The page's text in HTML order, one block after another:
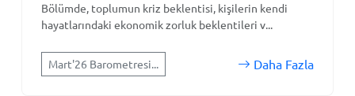
Bölümde, toplumun kriz beklentisi, kişilerin kendi
hayatlarındaki ekonomik zorluk beklentileri v...
Mart'26 Barometresi... Daha Fazla